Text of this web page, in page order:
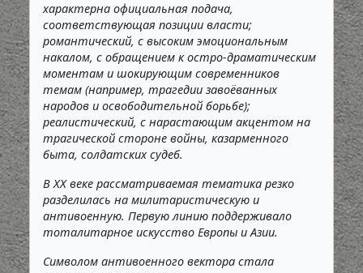
характерна официальная подача,
соответствующая позиции власти;
романтический, с высоким эмоциональным
накалом, с обращением к остро-драматическим
моментам и шокирующим современников
темам (например, трагедии завоёванных
народов и освободительной борьбе);
реалистический, с нарастающим акцентом на
трагической стороне войны, казарменного
быта, солдатских судеб.
В XX веке рассматриваемая тематика резко
разделилась на милитаристическую и
антивоенную. Первую линию поддерживало
тоталитарное искусство Европы и Азии.
Символом антивоенного вектора стала